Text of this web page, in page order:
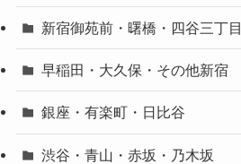
新宿御苑前・曙橋・四谷三丁目
早稲田・大久保・その他新宿
銀座・有楽町・日比谷
渋谷・青山・赤坂・乃木坂